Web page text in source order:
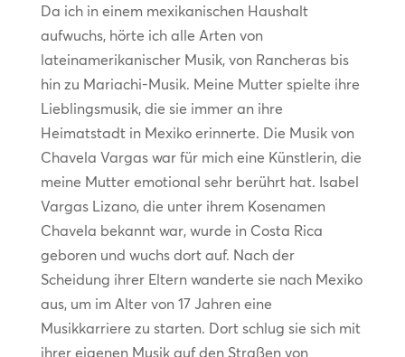
Da ich in einem mexikanischen Haushalt
aufwuchs, hörte ich alle Arten von
lateinamerikanischer Musik, von Rancheras bis
hin zu Mariachi-Musik. Meine Mutter spielte ihre
Lieblingsmusik, die sie immer an ihre
Heimatstadt in Mexiko erinnerte. Die Musik von
Chavela Vargas war für mich eine Künstlerin, die
meine Mutter emotional sehr berührt hat. Isabel
Vargas Lizano, die unter ihrem Kosenamen
Chavela bekannt war, wurde in Costa Rica
geboren und wuchs dort auf. Nach der
Scheidung ihrer Eltern wanderte sie nach Mexiko
aus, um im Alter von 17 Jahren eine
Musikkarriere zu starten. Dort schlug sie sich mit
ihrer eigenen Musik auf den Straßen von